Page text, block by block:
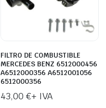
FILTRO DE COMBUSTIBLE
MERCEDES BENZ 6512000456
A6512000356 A6512001056
6512000356
43,00 €+ IVA